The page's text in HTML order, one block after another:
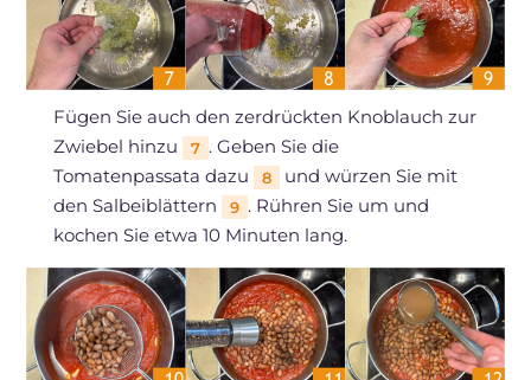
Fügen Sie auch den zerdrückten Knoblauch zur
Zwiebel hinzu
7 . Geben Sie die
Tomatenpassata dazu
8
und würzen Sie mit
den Salbeiblättern
9 . Rühren Sie um und
kochen Sie etwa 10 Minuten lang.